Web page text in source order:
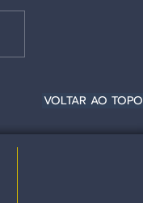
VOLTAR AO TOPO